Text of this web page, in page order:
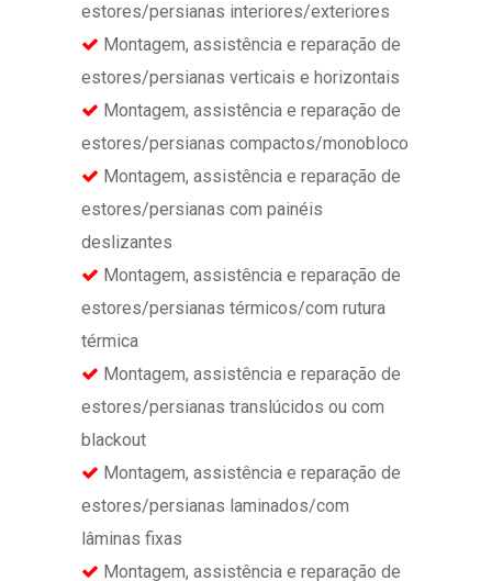
estores/persianas interiores/exteriores
Montagem, assistência e reparação de
estores/persianas verticais e horizontais
Montagem, assistência e reparação de
estores/persianas compactos/monobloco
Montagem, assistência e reparação de
estores/persianas com painéis
deslizantes
Montagem, assistência e reparação de
estores/persianas térmicos/com rutura
térmica
Montagem, assistência e reparação de
estores/persianas translúcidos ou com
blackout
Montagem, assistência e reparação de
estores/persianas laminados/com
lâminas fixas
Montagem, assistência e reparação de